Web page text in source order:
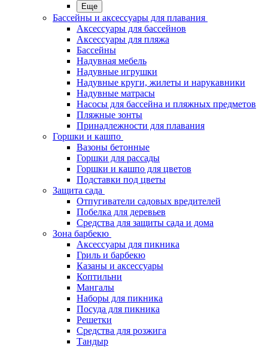
Еще
Бассейны и аксессуары для плавания
Аксессуары для бассейнов
Аксессуары для пляжа
Бассейны
Надувная мебель
Надувные игрушки
Надувные круги, жилеты и нарукавники
Надувные матрасы
Насосы для бассейна и пляжных предметов
Пляжные зонты
Принадлежности для плавания
Горшки и кашпо
Вазоны бетонные
Горшки для рассады
Горшки и кашпо для цветов
Подставки под цветы
Защита сада
Отпугиватели садовых вредителей
Побелка для деревьев
Средства для защиты сада и дома
Зона барбекю
Аксессуары для пикника
Гриль и барбекю
Казаны и аксессуары
Коптильни
Мангалы
Наборы для пикника
Посуда для пикника
Решетки
Средства для розжига
Тандыр